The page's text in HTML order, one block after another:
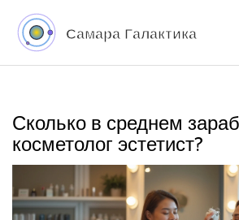
Сколько в среднем
косметолог эстетист?